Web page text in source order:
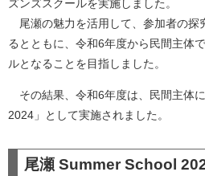
ズンズスクールを実施しました。
尾瀬の魅力を活用して、参加者の探
るとともに、令和6年度から民間主体
ルとなることを目指しました。
その結果、令和6年度は、民間主体
2024」として実施されました。
尾瀬 Summer School